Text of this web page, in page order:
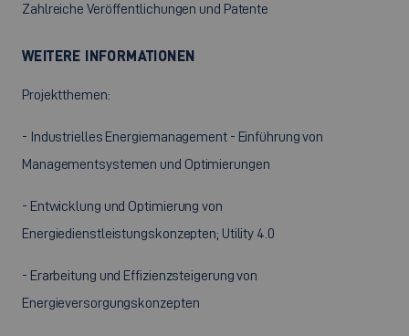
Zahlreiche Veröffentlichungen und Patente
WEITERE INFORMATIONEN
Projektthemen:
- Industrielles Energiemanagement - Einführung von
Managementsystemen und Optimierungen
- Entwicklung und Optimierung von
Energiedienstleistungskonzepten; Utility 4.0
- Erarbeitung und Effizienzsteigerung von
Energieversorgungskonzepten